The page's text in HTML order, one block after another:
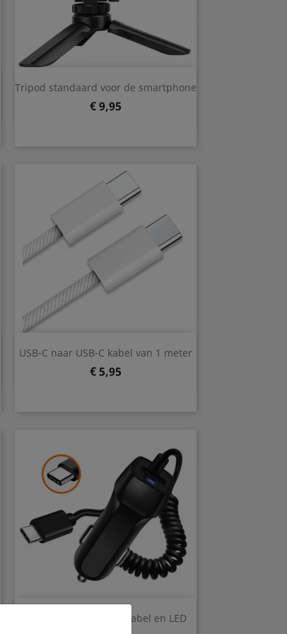
Tripod standaard voor de smartphone
Prijs
€ 9,95
 Snel bekijken
USB-C naar USB-C kabel van 1 meter
Prijs
€ 5,95
Snel bekijken
Wit
USB-C autolader met kabel en LED
Snel bekijken